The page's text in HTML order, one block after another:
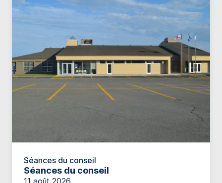
Séances du conseil
Séances du conseil
11 août 2026